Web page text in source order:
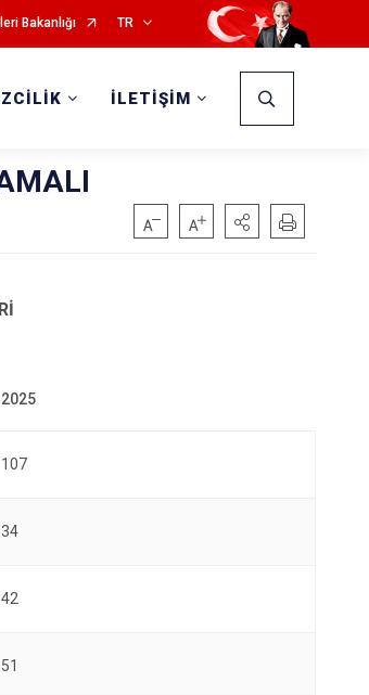
Bakanlığı TR
İLETİŞİM
107
34
42
51